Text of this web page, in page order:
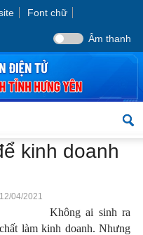
Font chữ
Âm thanh
kinh doanh
12/04/2021
Không ai sinh ra
làm kinh doanh. Nhưng